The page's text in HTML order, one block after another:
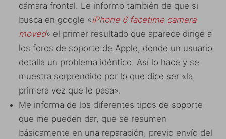
cámara frontal. Le informo también de que si
busca en google «iPhone 6 facetime camera
moved» el primer resultado que aparece dirige a
los foros de soporte de Apple, donde un usuario
detalla un problema idéntico. Así lo hace y se
muestra sorprendido por lo que dice ser «la
primera vez que le pasa».
Me informa de los diferentes tipos de soporte
que me pueden dar, que se resumen
básicamente en una reparación, previo envío del